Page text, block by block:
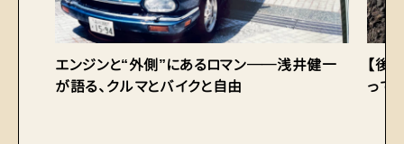
エンジンと“外側”にあるロマン──浅井健一
が語る、クルマとバイクと自由
【後
って